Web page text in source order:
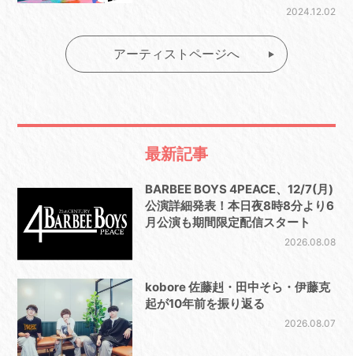
2024.12.02
アーティストページへ
最新記事
BARBEE BOYS 4PEACE、12/7(月)
公演詳細発表！本日夜8時8分より6
月公演も期間限定配信スタート
2026.08.08
kobore 佐藤赳・田中そら・伊藤克
起が10年前を振り返る
2026.08.07